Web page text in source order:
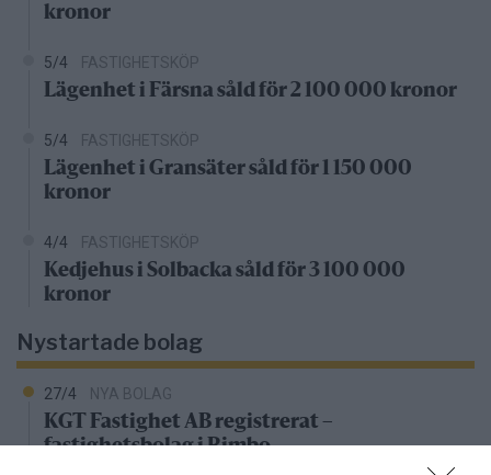
kronor
5/4 FASTIGHETSKÖP
Lägenhet i Färsna såld för 2 100 000 kronor
5/4 FASTIGHETSKÖP
Lägenhet i Gransäter såld för 1 150 000
kronor
4/4 FASTIGHETSKÖP
Kedjehus i Solbacka såld för 3 100 000
kronor
Nystartade bolag
27/4 NYA BOLAG
KGT Fastighet AB registrerat –
fastighetsbolag i Rimbo